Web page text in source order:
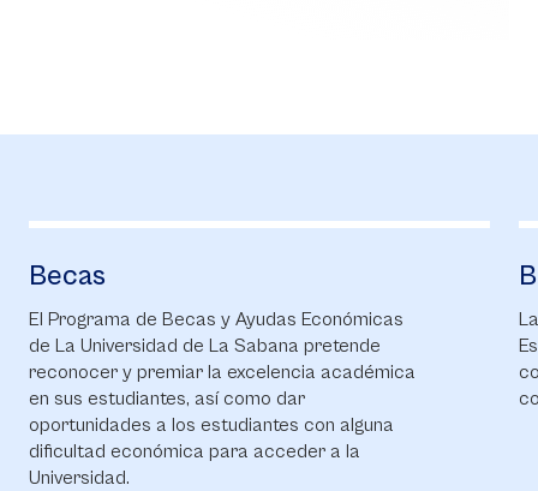
Becas
El Programa de Becas y Ayudas Económicas
de La Universidad de La Sabana pretende
reconocer y premiar la excelencia académica
en sus estudiantes, así como dar
oportunidades a los estudiantes con alguna
dificultad económica para acceder a la
Universidad.